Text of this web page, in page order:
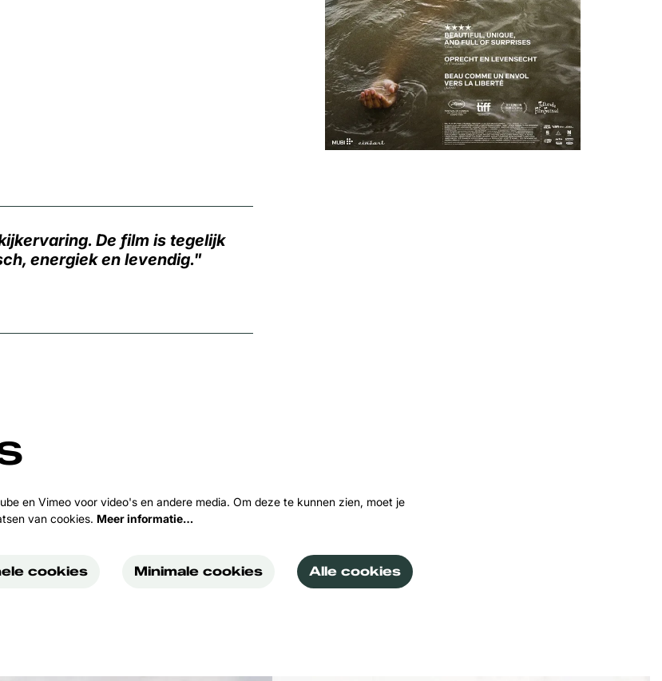
De film is tegelijk
energiek en levendig.
en Vimeo voor video's en andere media. Om deze te kunnen zien, moet je
van cookies. Meer informatie…
cookies Minimale cookies Alle cookies